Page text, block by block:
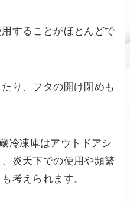
することがほとんどで
り、フタの開け閉めも
冷凍庫はアウトドアシ
炎天下での使用や頻繁
考えられます。